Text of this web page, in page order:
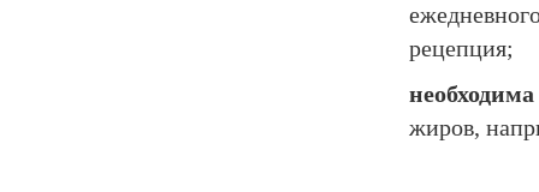
рецепция;
необходима
жиров,